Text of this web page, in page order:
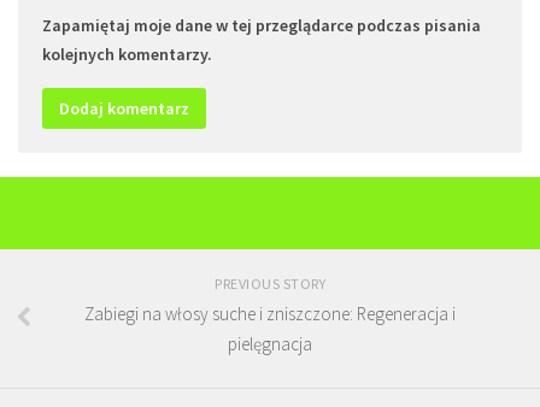
Zapamiętaj moje dane w tej przeglądarce podczas pisania
kolejnych komentarzy.
PREVIOUS STORY
Zabiegi na włosy suche i zniszczone: Regeneracja i
pielęgnacja